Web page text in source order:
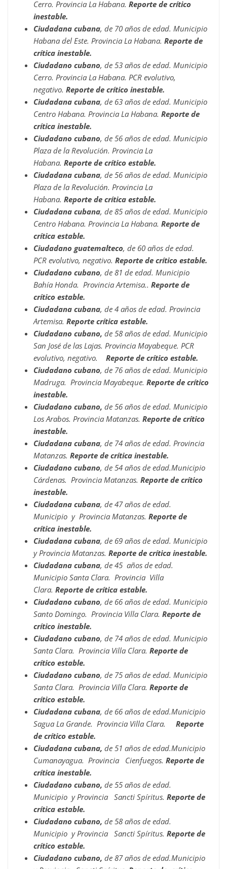
Cerro. Provincia La Habana. Reporte de crítico
inestable.
Ciudadana cubana, de 70 años de edad. Municipio
Habana del Este. Provincia La Habana. Reporte de
crítica inestable.
Ciudadano cubano, de 53 años de edad. Municipio
Cerro. Provincia La Habana. PCR evolutivo,
negativo. Reporte de crítico inestable.
Ciudadana cubana, de 63 años de edad. Municipio
Centro Habana. Provincia La Habana. Reporte de
crítica inestable.
Ciudadano cubano, de 56 años de edad. Municipio
Plaza de la Revolución. Provincia La
Habana. Reporte de crítico estable.
Ciudadana cubana, de 56 años de edad. Municipio
Plaza de la Revolución. Provincia La
Habana. Reporte de crítica estable.
Ciudadana cubana, de 85 años de edad. Municipio
Centro Habana. Provincia La Habana. Reporte de
crítica estable.
Ciudadano guatemalteco, de 60 años de edad.
PCR evolutivo, negativo. Reporte de crítico estable.
Ciudadano cubano, de 81 de edad. Municipio
Bahía Honda. Provincia Artemisa.. Reporte de
crítico estable.
Ciudadana cubana, de 4 años de edad. Provincia
Artemisa. Reporte crítica estable.
Ciudadano cubano, de 58 años de edad. Municipio
San José de las Lajas. Provincia Mayabeque. PCR
evolutivo, negativo. Reporte de crítico estable.
Ciudadano cubano, de 76 años de edad. Municipio
Madruga. Provincia Mayabeque. Reporte de crítico
inestable.
Ciudadano cubano, de 56 años de edad. Municipio
Los Arabos. Provincia Matanzas. Reporte de crítico
inestable.
Ciudadana cubana, de 74 años de edad. Provincia
Matanzas. Reporte de crítica inestable.
Ciudadano cubano, de 54 años de edad.Municipio
Cárdenas. Provincia Matanzas. Reporte de crítico
inestable.
Ciudadana cubana, de 47 años de edad.
Municipio y Provincia Matanzas. Reporte de
crítica inestable.
Ciudadana cubana, de 69 años de edad. Municipio
y Provincia Matanzas. Reporte de crítica inestable.
Ciudadana cubana, de 45 años de edad.
Municipio Santa Clara. Provincia Villa
Clara. Reporte de crítica estable.
Ciudadano cubano, de 66 años de edad. Municipio
Santo Domingo. Provincia Villa Clara. Reporte de
crítico inestable.
Ciudadano cubano, de 74 años de edad. Municipio
Santa Clara. Provincia Villa Clara. Reporte de
crítico estable.
Ciudadano cubano, de 75 años de edad. Municipio
Santa Clara. Provincia Villa Clara. Reporte de
crítico estable.
Ciudadana cubana, de 66 años de edad.Municipio
Sagua La Grande. Provincia Villa Clara. Reporte
de crítico estable.
Ciudadana cubana, de 51 años de edad.Municipio
Cumanayagua. Provincia Cienfuegos. Reporte de
crítica inestable.
Ciudadano cubano, de 55 años de edad.
Municipio y Provincia Sancti Spíritus. Reporte de
crítica estable.
Ciudadano cubano, de 58 años de edad.
Municipio y Provincia Sancti Spíritus. Reporte de
crítico estable.
Ciudadano cubano, de 87 años de edad.Municipio